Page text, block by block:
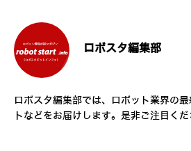
ロボスタ編集部
ロボスタ編集部では、ロボット業界の
トなどをお届けします。是非ご注目くだ